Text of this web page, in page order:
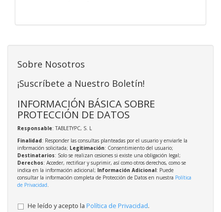
Sobre Nosotros
¡Suscríbete a Nuestro Boletín!
INFORMACIÓN BÁSICA SOBRE
PROTECCIÓN DE DATOS
Responsable: TABLETYPC, S. L
Finalidad: Responder las consultas planteadas por el usuario y enviarle la
información solicitada; Legitimación: Consentimiento del usuario;
Destinatarios: Solo se realizan cesiones si existe una obligación legal;
Derechos: Acceder, rectificar y suprimir, así como otros derechos, como se
indica en la información adicional; Información Adicional: Puede
consultar la información completa de Protección de Datos en nuestra Política
de Privacidad
He leído y acepto la Política de Privacidad.